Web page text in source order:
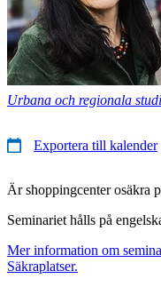
Urbana och regionala
Exportera till kalender
Är shoppingcenter osäkra
Seminariet hålls på
Mer information om
Säkraplatser.